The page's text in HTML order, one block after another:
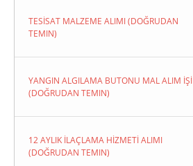
TESİSAT MALZEME ALIMI (DOĞRUDAN
TEMIN)
YANGIN ALGILAMA BUTONU MAL ALIM İŞİ
(DOĞRUDAN TEMIN)
12 AYLIK İLAÇLAMA HİZMETİ ALIMI
(DOĞRUDAN TEMIN)